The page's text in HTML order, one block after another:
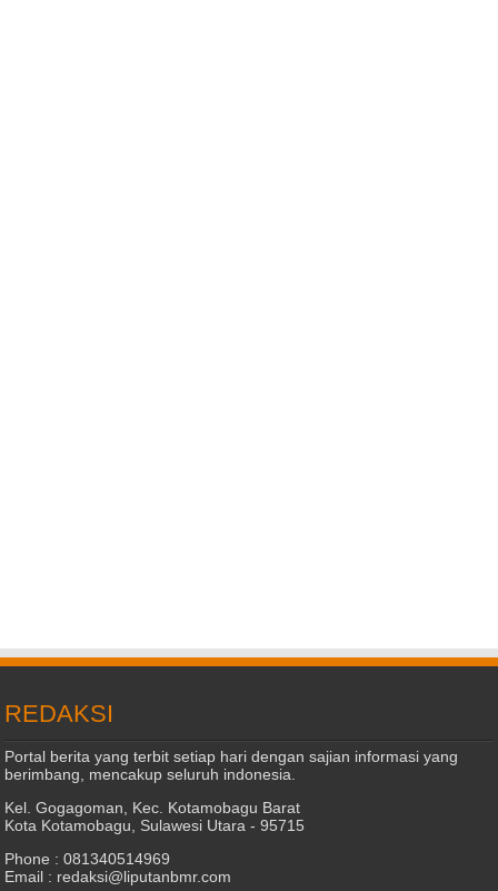
REDAKSI
Portal berita yang terbit setiap hari dengan sajian informasi yang
berimbang, mencakup seluruh indonesia.
Kel. Gogagoman, Kec. Kotamobagu Barat
Kota Kotamobagu, Sulawesi Utara - 95715
Phone : 081340514969
Email : redaksi@liputanbmr.com